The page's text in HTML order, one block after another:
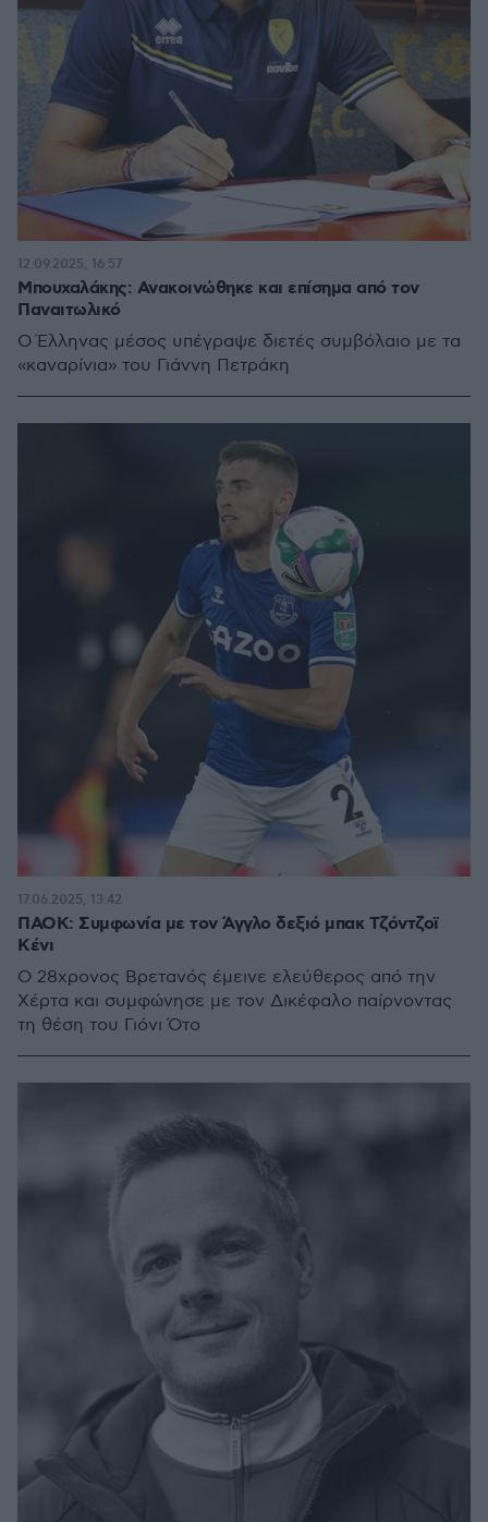
Μπουχαλάκης: Ανακοινώθηκε και επίσημα από τον
Παναιτωλικό
Ο Έλληνας μέσος υπέγραψε διετές συμβόλαιο με τα
«καναρίνια» του Γιάννη Πετράκη
12.09.2025, 16:57
ΠΑΟΚ: Συμφωνία με τον Άγγλο δεξιό μπακ Τζόντζοϊ
Κένι
Ο 28χρονος Βρετανός έμεινε ελεύθερος από την
Χέρτα και συμφώνησε με τον Δικέφαλο παίρνοντας
τη θέση του Γιόνι Ότο
17.06.2025, 13:42